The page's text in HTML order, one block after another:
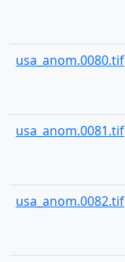
usa_anom.0080.tif
usa_anom.0081.tif
usa_anom.0082.tif